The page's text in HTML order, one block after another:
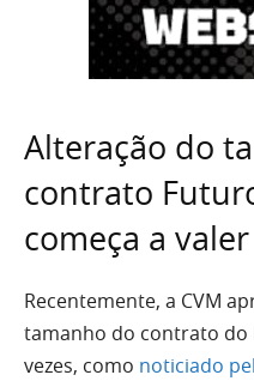
Alteração do
contrato
começa a valer
Recentemente, a CVM
tamanho do contrato do
vezes, como noticiado